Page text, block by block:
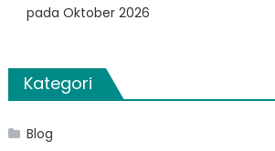
pada Oktober 2026
Kategori
Blog